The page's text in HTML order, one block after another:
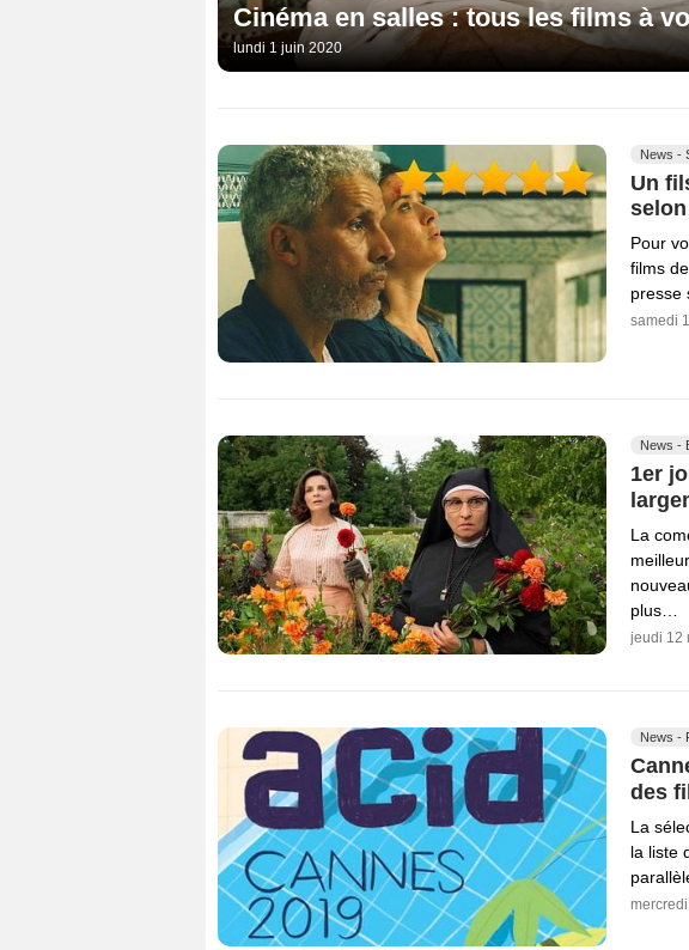
Cinéma en salles : tous les films à
lundi 1 juin 2020
News -
Un
Pour
films
presse
samedi
News -
1er
La
plus…
jeudi 12
News -
des
La
la liste